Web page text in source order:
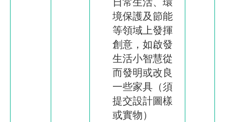
境保護及節能
等領域上發揮
創意，如啟發
生活小智慧從
而發明或改良
一些家具（須
提交設計圖樣
或實物）